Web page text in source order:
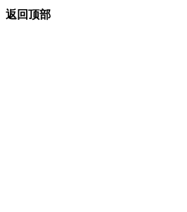
返回顶部